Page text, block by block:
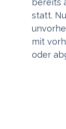
bereits
statt.
mit
oder